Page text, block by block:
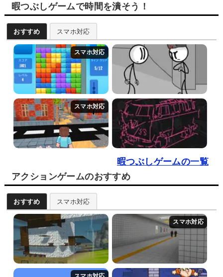
暇つぶしゲームで時間を潰そう！
おすすめ スマホ対応
暇つぶしゲームの一覧
アクションゲームのおすすめ
おすすめ スマホ対応